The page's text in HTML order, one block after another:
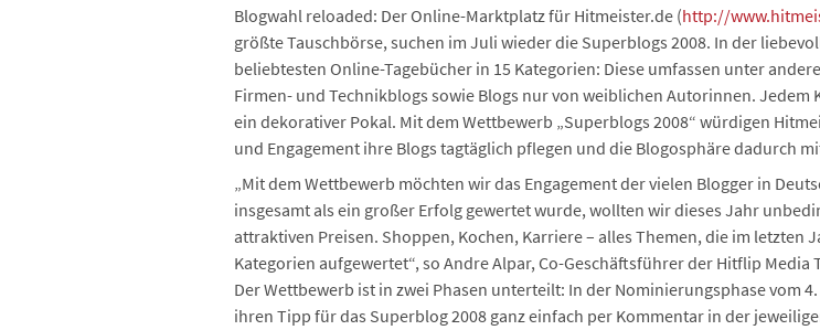
Blogwahl reloaded: Der Online-Marktplatz für Hitmeister.de (http://
größte Tauschbörse, suchen im Juli wieder die Superblogs 2008. In der
beliebtesten Online-Tagebücher in 15 Kategorien: Diese umfassen unter
Firmen- und Technikblogs sowie Blogs nur von weiblichen Autorinnen.
ein dekorativer Pokal. Mit dem Wettbewerb „Superblogs 2008“ würdigen
und Engagement ihre Blogs tagtäglich pflegen und die Blogosphäre dadurch
„Mit dem Wettbewerb möchten wir das Engagement der vielen Blogger in
insgesamt als ein großer Erfolg gewertet wurde, wollten wir dieses Jahr
attraktiven Preisen. Shoppen, Kochen, Karriere – alles Themen, die im letzten
Kategorien aufgewertet“, so Andre Alpar, Co-Geschäftsführer der Hitflip Media
Der Wettbewerb ist in zwei Phasen unterteilt: In der Nominierungsphase vom
ihren Tipp für das Superblog 2008 ganz einfach per Kommentar in der